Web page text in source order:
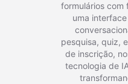
formulários com
uma
pesquisa, quiz,
de inscrição,
tecnologia de